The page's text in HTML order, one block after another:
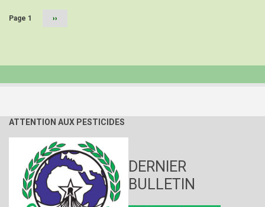
DIRECTEUR
AU
Page 1
Page
››
ATTENTION AUX PESTICIDES
DERNIER
BULLETIN